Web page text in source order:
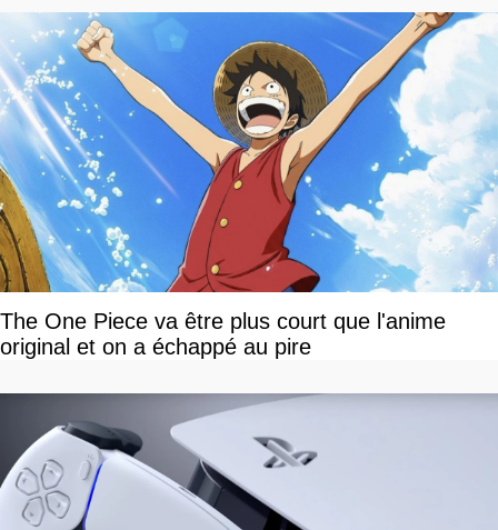
The One Piece va être plus court que l'anime
original et on a échappé au pire